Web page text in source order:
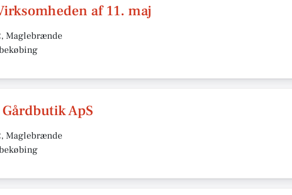
af 11. maj
Maglebrænde
ApS
Maglebrænde